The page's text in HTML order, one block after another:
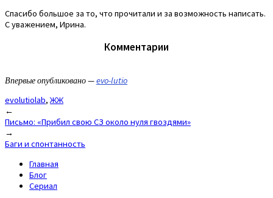
Спасибо большое за то, что прочитали и за возможность написать.
С уважением, Ирина.
Комментарии
Впервые опубликовано —evo-lutio
evolutiolab,ЖЖ
Post
navigation
←
Письмо: «Прибил свою СЗ около нуля гвоздями»
→
Баги и спонтанность
Главная
Блог
Сериал